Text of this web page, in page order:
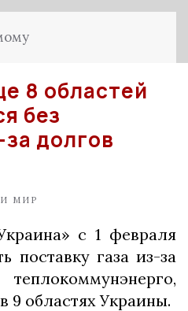
8 областей
без
долгов
МИР
с 1 февраля
поставку газа из-за
9 областях Украины.